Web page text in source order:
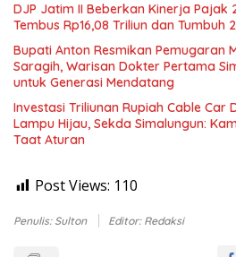
DJP Jatim II Beberkan Kinerja Pajak
Tembus Rp16,08 Triliun dan Tumbuh
Bupati Anton Resmikan Pemugaran
Saragih, Warisan Dokter Pertama
untuk Generasi Mendatang
Investasi Triliunan Rupiah Cable Car
Lampu Hijau, Sekda Simalungun:
Taat Aturan
Post Views: 110
Penulis: Sulton Editor: Redaksi